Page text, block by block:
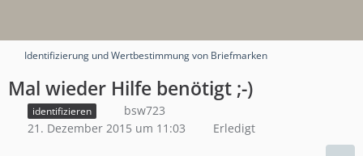
Identifizierung und Wertbestimmung von Briefmarken
Mal wieder Hilfe benötigt ;-)
identifizieren
bsw723
21. Dezember 2015 um 11:03
Erledigt